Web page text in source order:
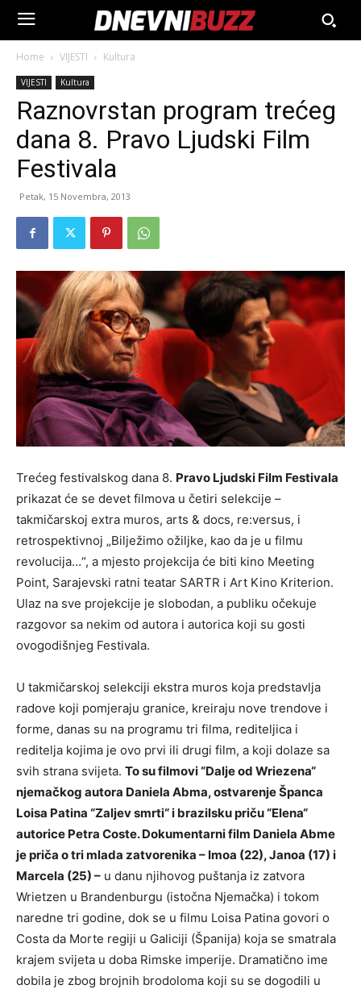
Home VIJESTI Kultura
VIJESTI Kultura
Raznovrstan program trećeg
dana 8. Pravo Ljudski Film
Festivala
Petak, 15 Novembra, 2013
Trećeg festivalskog dana 8. Pravo Ljudski Film Festivala
prikazat će se devet filmova u četiri selekcije –
takmičarskoj extra muros, arts & docs, re:versus, i
retrospektivnoj „Bilježimo ožiljke, kao da je u filmu
revolucija…“, a mjesto projekcija će biti kino Meeting
Point, Sarajevski ratni teatar SARTR i Art Kino Kriterion.
Ulaz na sve projekcije je slobodan, a publiku očekuje
razgovor sa nekim od autora i autorica koji su gosti
ovogodišnjeg Festivala.
U takmičarskoj selekciji ekstra muros koja predstavlja
radove koji pomjeraju granice, kreiraju nove trendove i
forme, danas su na programu tri filma, rediteljica i
reditelja kojima je ovo prvi ili drugi film, a koji dolaze sa
svih strana svijeta. To su filmovi “Dalje od Wriezena“
njemačkog autora Daniela Abma, ostvarenje Španca
Loisa Patina “Zaljev smrti“ i brazilsku priču “Elena“
autorice Petra Coste. Dokumentarni film Daniela Abme
je priča o tri mlada zatvorenika – Imoa (22), Janoa (17) i
Marcela (25) – u danu njihovog puštanja iz zatvora
Wrietzen u Brandenburgu (istočna Njemačka) i tokom
naredne tri godine, dok se u filmu Loisa Patina govori o
Costa da Morte regiji u Galiciji (Španija) koja se smatrala
krajem svijeta u doba Rimske imperije. Dramatično ime
dobila je zbog brojnih brodoloma koji su se dogodili u